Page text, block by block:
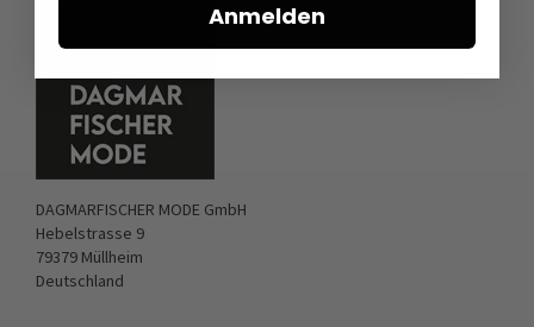
DAGMARFISCHER MODE GmbH
Hebelstrasse 9
79379 Müllheim
Deutschland
Anmelden